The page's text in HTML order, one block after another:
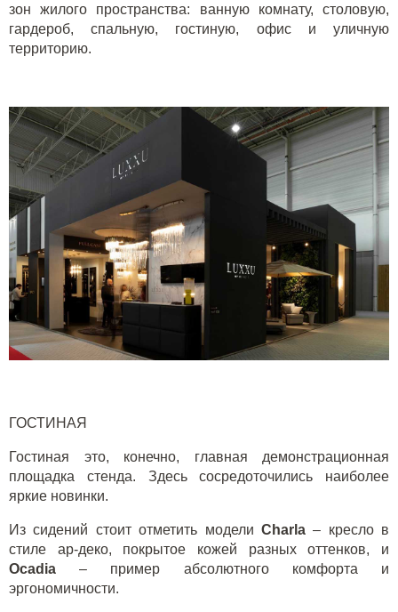
зон жилого пространства: ванную комнату, столовую,
гардероб, спальную, гостиную, офис и уличную
территорию.
ГОСТИНАЯ
Гостиная это, конечно, главная демонстрационная
площадка стенда. Здесь сосредоточились наиболее
яркие новинки.
Из сидений стоит отметить модели C harla – кресло в
стиле ар-деко, покрытое кожей разных оттенков, и
Ocadia
– пример абсолютного комфорта и
эргономичности.